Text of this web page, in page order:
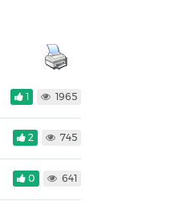
1 1965
2 745
0 641